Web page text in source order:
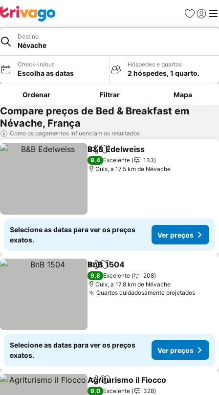
Favoritos
Iniciar
Destino
Névache
Check-in/out
Escolha as datas
Hóspedes e quartos
2 hóspedes, 1 quarto.
Ordenar Filtrar Mapa
Compare preços de Bed & Breakfast em
Névache, França
Como os pagamentos influenciam os resultados
PartilharAdicionar aos favoritos
B&B Edelweiss
9,4 Excelente
133
Oulx, a 17.5 km de Névache
Selecione as datas para ver os preços
exatos.
Ver preços
PartilharAdicionar aos favoritos
BnB 1504
9,8 Excelente
208
Oulx, a 17.8 km de Névache
Quartos cuidadosamente projetados
Selecione as datas para ver os preços
exatos.
Ver preços
PartilharAdicionar aos favoritos
Agriturismo il Fiocco
9,0 Excelente
328